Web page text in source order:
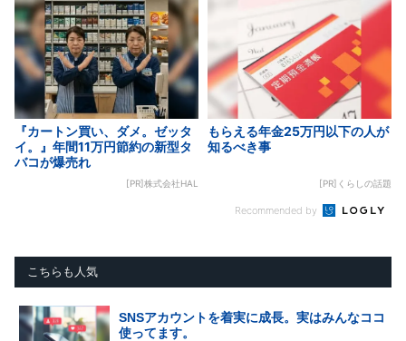
『カートン買い、ダメ。ゼッタ
イ。』年間11万円節約の新型タ
バコが爆売れ
[PR]株式会社HAL
もらえる年金25万円以下の人が
知るべき事
[PR]くらしの話題
Recommended by
こちらも人気
SNSアカウントを着実に成長。実はみんなココ
使ってます。